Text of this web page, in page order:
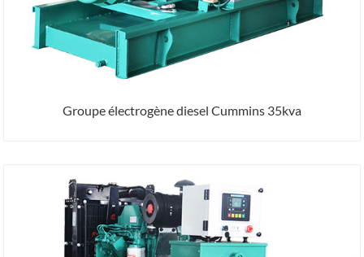
Groupe électrogène diesel Cummins 35kva